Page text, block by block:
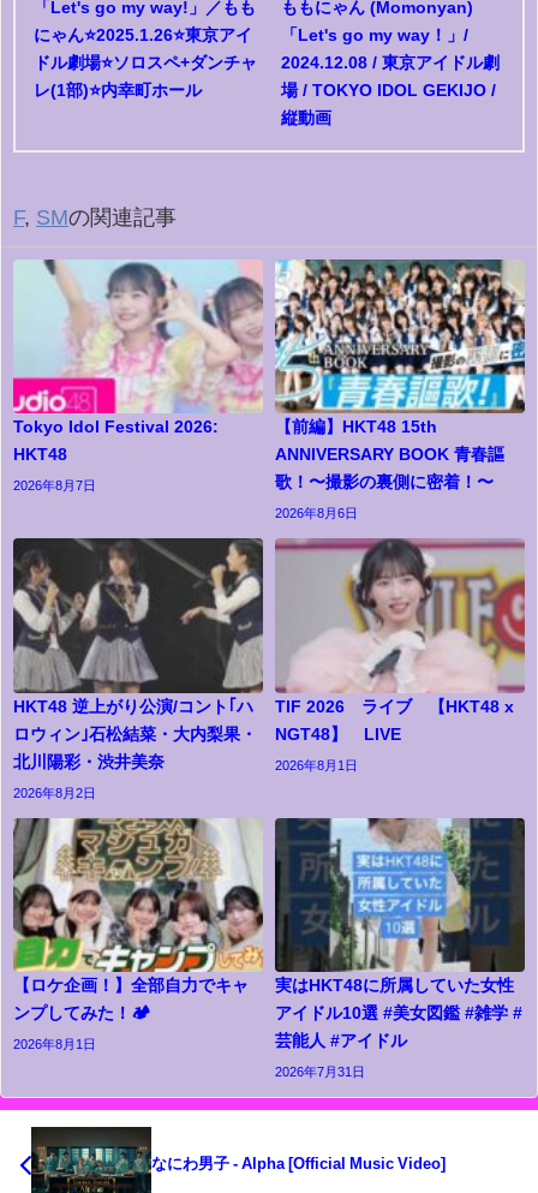
「Let's go my way!」／もも
にゃん⭐2025.1.26⭐東京アイ
ドル劇場⭐ソロスペ+ダンチャ
レ(1部)⭐内幸町ホール
ももにゃん (Momonyan)
「Let's go my way！」/
2024.12.08 / 東京アイドル劇
場 / TOKYO IDOL GEKIJO /
縦動画
F, SMの関連記事
Tokyo Idol Festival 2026:
HKT48
2026年8月7日
【前編】HKT48 15th
ANNIVERSARY BOOK 青春謳
歌！〜撮影の裏側に密着！〜
2026年8月6日
HKT48 逆上がり公演/コント｢ハ
ロウィン｣石松結菜・大内梨果・
北川陽彩・渋井美奈
2026年8月2日
TIF 2026 ライブ 【HKT48 x
NGT48】 LIVE
2026年8月1日
【ロケ企画！】全部自力でキャ
ンプしてみた！🏕️
2026年8月1日
実はHKT48に所属していた女性
アイドル10選 #美女図鑑 #雑学 #
芸能人 #アイドル
2026年7月31日
なにわ男子 - Alpha [Official Music Video]